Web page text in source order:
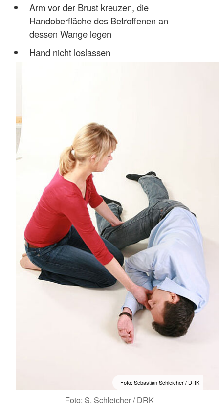
Arm vor der Brust kreuzen, die
Handoberfläche des Betroffenen an
dessen Wange legen
Hand nicht loslassen
Foto: Sebastian Schleicher / DRK
Foto: S. Schleicher / DRK